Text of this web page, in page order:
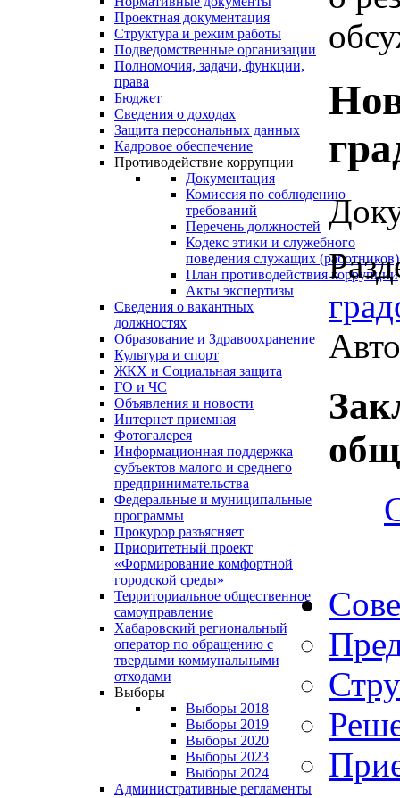
Проектная документация
Структура и режим работы
Подведомственные организации
Полномочия, задачи, функции,
права
Бюджет
Сведения о доходах
Защита персональных данных
Кадровое обеспечение
Противодействие коррупции
Документация
Комиссия по соблюдению
требований
Перечень должностей
Кодекс этики и служебного
поведения служащих (работников)
План противодействия коррупции
Акты экспертизы
Сведения о вакантных
должностях
Образование и Здравоохранение
Культура и спорт
ЖКХ и Социальная защита
ГО и ЧС
Объявления и новости
Интернет приемная
Фотогалерея
Информационная поддержка
субъектов малого и среднего
предпринимательства
Федеральные и муниципальные
программы
Прокурор разъясняет
Приоритетный проект
«Формирование комфортной
городской среды»
Территориальное общественное
самоуправление
Хабаровский региональный
оператор по обращению с
твердыми коммунальными
отходами
Выборы
Выборы 2018
Выборы 2019
Выборы 2020
Выборы 2023
Выборы 2024
Административные регламенты